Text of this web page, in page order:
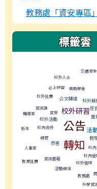
教務處「資安專區
標籤雲
校外人士
交通安全
校外比賽
必上研習
公文轉達
獎助學金
資訊課
校外競
輔導室
狂
校外活動
資安 校外研習
公告
重
新生
校內收件
網管
活
人事室
恭喜 轉知 校
教
教案比賽 資訊書籍
校外營隊
校內營
活動網站
教務處
升學資